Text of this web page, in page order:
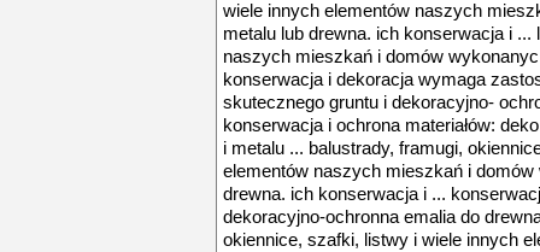
wiele innych elementów naszych
metalu lub drewna. ich konserwacja i
naszych mieszkań i domów
konserwacja i dekoracja wymaga
skutecznego gruntu i dekoracyjno-
konserwacja i ochrona materiałów:
i metalu ... balustrady, framugi,
elementów naszych mieszkań i
drewna. ich konserwacja i ...
dekoracyjno-ochronna emalia do
okiennice, szafki, listwy i wiele innych